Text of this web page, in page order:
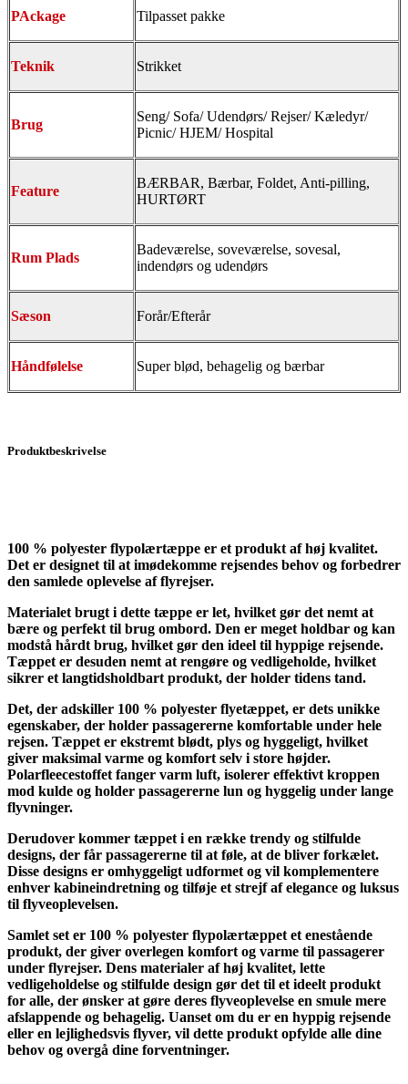
PAckage Tilpasset pakke
Teknik Strikket
Brug
Seng/ Sofa/ Udendørs/ Rejser/ Kæledyr/
Picnic/ HJEM/ Hospital
Feature
BÆRBAR, Bærbar, Foldet, Anti-pilling,
HURTØRT
Rum Plads
Badeværelse, soveværelse, sovesal,
indendørs og udendørs
Sæson Forår/Efterår
Håndfølelse Super blød, behagelig og bærbar
Produktbeskrivelse
100 % polyester flypolærtæppe er et produkt af høj kvalitet.
Det er designet til at imødekomme rejsendes behov og forbedrer
den samlede oplevelse af flyrejser.
Materialet brugt i dette tæppe er let, hvilket gør det nemt at
bære og perfekt til brug ombord. Den er meget holdbar og kan
modstå hårdt brug, hvilket gør den ideel til hyppige rejsende.
Tæppet er desuden nemt at rengøre og vedligeholde, hvilket
sikrer et langtidsholdbart produkt, der holder tidens tand.
Det, der adskiller 100 % polyester flyetæppet, er dets unikke
egenskaber, der holder passagererne komfortable under hele
rejsen. Tæppet er ekstremt blødt, plys og hyggeligt, hvilket
giver maksimal varme og komfort selv i store højder.
Polarfleecestoffet fanger varm luft, isolerer effektivt kroppen
mod kulde og holder passagererne lun og hyggelig under lange
flyvninger.
Derudover kommer tæppet i en række trendy og stilfulde
designs, der får passagererne til at føle, at de bliver forkælet.
Disse designs er omhyggeligt udformet og vil komplementere
enhver kabineindretning og tilføje et strejf af elegance og luksus
til flyveoplevelsen.
Samlet set er 100 % polyester flypolærtæppet et enestående
produkt, der giver overlegen komfort og varme til passagerer
under flyrejser. Dens materialer af høj kvalitet, lette
vedligeholdelse og stilfulde design gør det til et ideelt produkt
for alle, der ønsker at gøre deres flyveoplevelse en smule mere
afslappende og behagelig. Uanset om du er en hyppig rejsende
eller en lejlighedsvis flyver, vil dette produkt opfylde alle dine
behov og overgå dine forventninger.